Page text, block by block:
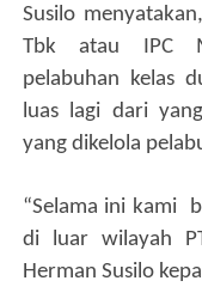
Susilo menyatakan,
Tbk atau IPC
pelabuhan kelas
luas lagi dari
yang dikelola
“Selama ini kami
di luar wilayah
Herman Susilo